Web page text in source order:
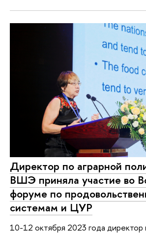
Директор по аграрной
ВШЭ приняла участие во
форуме по
системам и ЦУР
10-12 октября 2023 года директор